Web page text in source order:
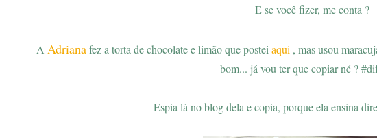
E se você fizer, me conta ?
A Adrianafez a torta de chocolate e limão que postei aqui , mas usou
bom... já vou ter que copiar né ?
Espia lá no blog dela e copia, porque ela ensina